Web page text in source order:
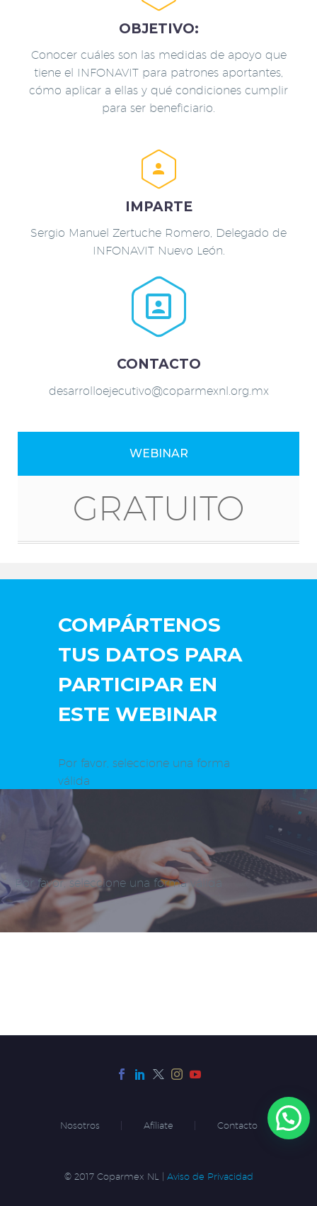
OBJETIVO:
Conocer cuáles son las medidas de apoyo que
tiene el INFONAVIT para patrones aportantes,
cómo aplicar a ellas y qué condiciones cumplir
para ser beneficiario.


IMPARTE
Sergio Manuel Zertuche Romero, Delegado de
INFONAVIT Nuevo León.


CONTACTO
desarrolloejecutivo@coparmexnl.org.mx
WEBINAR
GRATUITO
COMPÁRTENOS
TUS DATOS PARA
PARTICIPAR EN
ESTE WEBINAR
Por favor, seleccione una forma
válida
Por favor, seleccione una forma válida
Nosotros Afíliate Contacto
© 2017 Coparmex NL | Aviso de Privacidad